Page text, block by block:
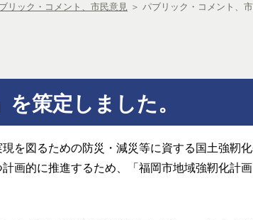
リック・コメント、市民意見 ＞ パブリック・コメント、
を策定しました。
を図るための防災・減災等に資する国土強靭
画的に推進するため、「福岡市地域強靭化計